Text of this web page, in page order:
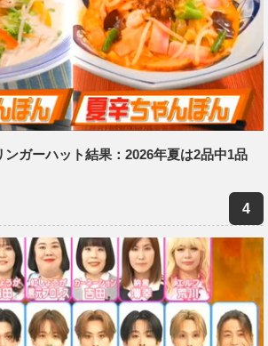
ンガーハット結果：2026年夏は2品中1品